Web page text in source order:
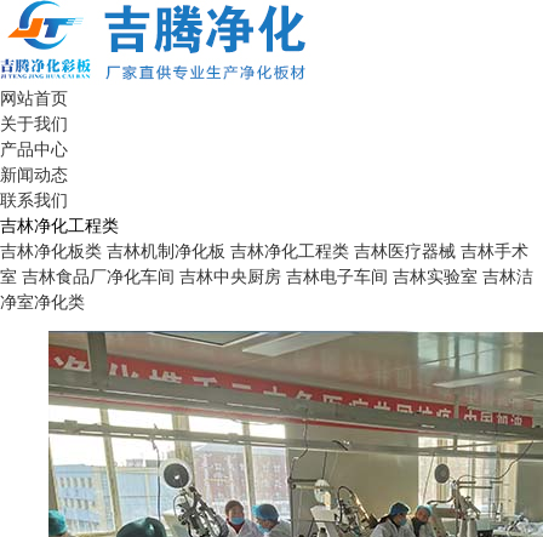
网站首页
关于我们
产品中心
新闻动态
联系我们
吉林净化工程类
吉林净化板类 吉林机制净化板 吉林净化工程类 吉林医疗器械 吉林手术
室 吉林食品厂净化车间 吉林中央厨房 吉林电子车间 吉林实验室 吉林洁
净室净化类